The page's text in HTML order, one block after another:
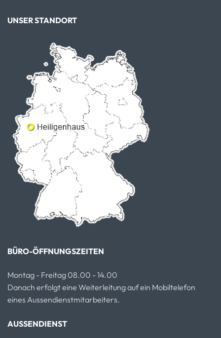
UNSER STANDORT
BÜRO-ÖFFNUNGSZEITEN
Montag - Freitag 08.00 - 14.00
Danach erfolgt eine Weiterleitung auf ein Mobiltelefon
eines Aussendienstmitarbeiters.
AUSSENDIENST